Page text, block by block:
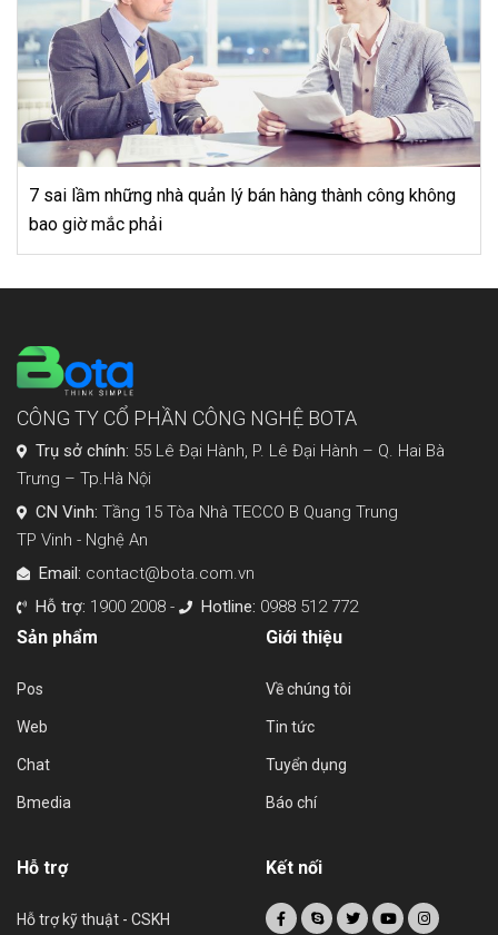
không
Khách hàng muốn những gì khi họ tham quan
bạn?
CÔNG TY CỔ PHẦN CÔNG NGHỆ BOTA
Trụ sở chính: 55 Lê Đại Hành, P. Lê Đại Hành – Q. Hai Bà
Trưng – Tp.Hà Nội
CN Vinh: Tầng 15 Tòa Nhà TECCO B Quang Trung
TP Vinh - Nghệ An
Email: contact@bota.com.vn
Hỗ trợ: 1900 2008 - Hotline: 0988 512 772
Sản phẩm
Pos
Web
Chat
Bmedia
Giới thiệu
Về chúng tôi
Tin tức
Tuyển dụng
Báo chí
Hỗ trợ
Hỗ trợ kỹ thuật - CSKH
Kết nối